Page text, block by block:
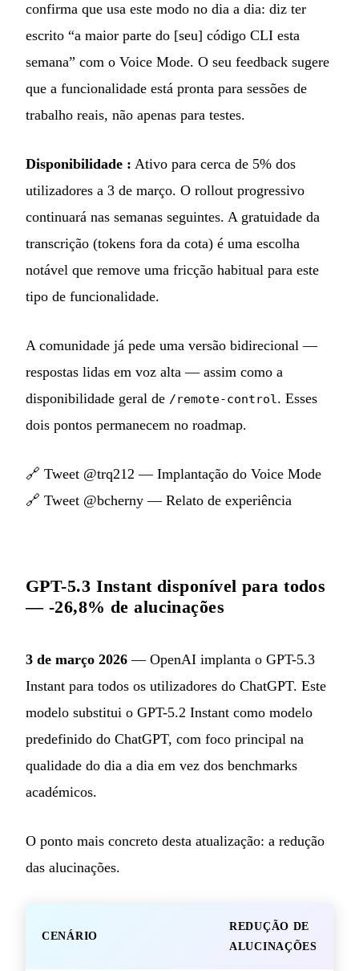
confirma que usa este modo no dia a dia: diz ter
escrito “a maior parte do [seu] código CLI esta
semana” com o Voice Mode. O seu feedback sugere
que a funcionalidade está pronta para sessões de
trabalho reais, não apenas para testes.
Disponibilidade : Ativo para cerca de 5% dos
utilizadores a 3 de março. O rollout progressivo
continuará nas semanas seguintes. A gratuidade da
transcrição (tokens fora da cota) é uma escolha
notável que remove uma fricção habitual para este
tipo de funcionalidade.
A comunidade já pede uma versão bidirecional —
respostas lidas em voz alta — assim como a
disponibilidade geral de /remote-control. Esses
dois pontos permanecem no roadmap.
🔗 Tweet @trq212 — Implantação do Voice Mode
🔗 Tweet @bcherny — Relato de experiência
GPT-5.3 Instant disponível para todos
— -26,8% de alucinações
3 de março 2026 — OpenAI implanta o GPT-5.3
Instant para todos os utilizadores do ChatGPT. Este
modelo substitui o GPT-5.2 Instant como modelo
predefinido do ChatGPT, com foco principal na
qualidade do dia a dia em vez dos benchmarks
académicos.
O ponto mais concreto desta atualização: a redução
das alucinações.
CENÁRIO
REDUÇÃO DE
ALUCINAÇÕES